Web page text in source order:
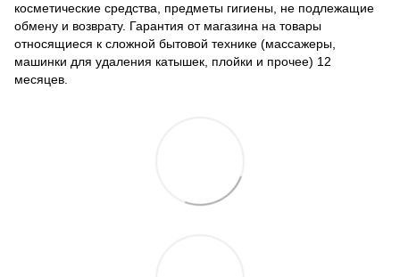
косметические средства, предметы гигиены, не подлежащие
обмену и возврату. Гарантия от магазина на товары
относящиеся к сложной бытовой технике (массажеры,
машинки для удаления катышек, плойки и прочее) 12
месяцев.